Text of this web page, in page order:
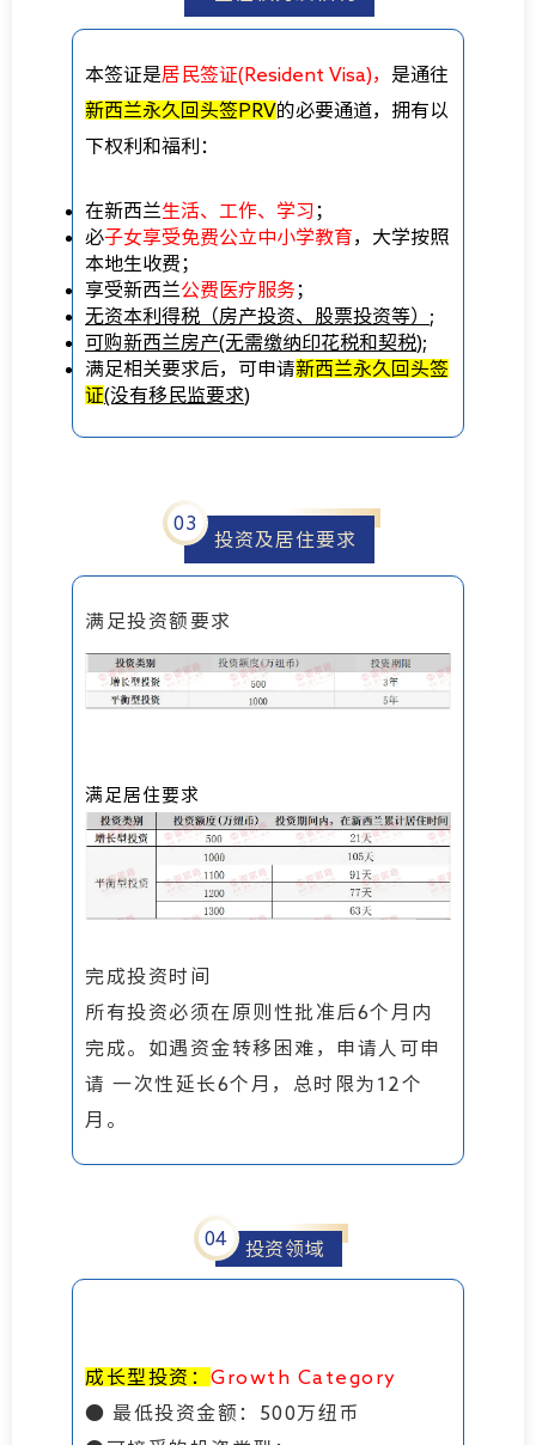
本签证是居民签证(Resident Visa)， 是通往
新西兰永久回头签PRV的必要通道，拥有以
下权利和福利：
在新西兰生活、工作、学习 ；
必子女享受免费公立中小学教育，大学按照
本地生收费；
享受新西兰公费医疗服务 ；
无资本利得税（房产投资、股票投资等） ;
可购新西兰房产(无需缴纳印花税和契税);
满足相关要求后，可申请新西兰永久回头签
证(没有移民监要求)
03
投资及居住要求
满足投资额要求
满足居住要求
完成投资时间
所有投资必须在原则性批准后6个月内
完成。如遇资金转移困难，申请人可申
请 一次性延长6个月，总时限为12个
月。
04
投资领域
成长型投资： Growth Category
● 最低投资金额：500万纽币